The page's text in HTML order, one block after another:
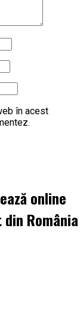
în acest
online
România